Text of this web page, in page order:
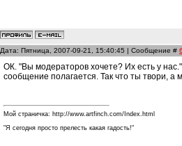
Дата: Пятница, 2007-09-21, 15:40:45 | Сообщение # 6
ОК. "Вы модераторов хочете? Их есть у
сообщение полагается. Так что ты твори, а
Мой страничка: http://www.artfinch.com/Index.html
"Я сегодня просто прелесть какая гадость!"